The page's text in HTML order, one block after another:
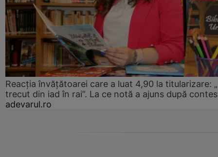
Reacția învățătoarei care a luat 4,90 la titularizare:
trecut din iad în rai”. La ce notă a ajuns după
adevarul.ro